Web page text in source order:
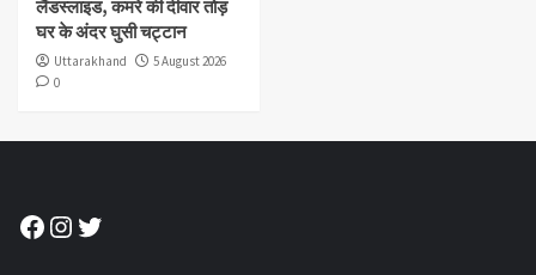
लैंडस्लाइड, कमरे की दीवार तोड़
घर के अंदर घुसी चट्टान
Uttarakhand
5 August 2026
0
Facebook
Instagram
Twitter